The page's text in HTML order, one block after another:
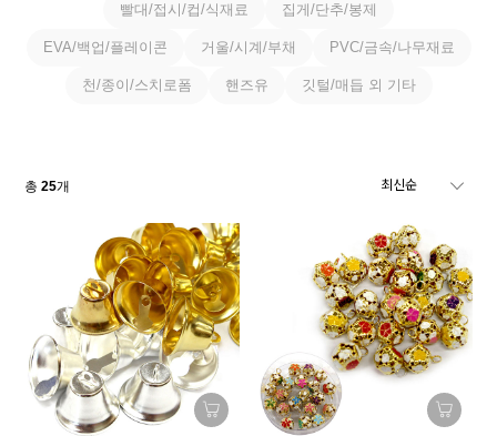
빨대/접시/컵/식재료 집게/단추/봉제
EVA/백업/플레이콘 거울/시계/부채 PVC/금속/나무재료
천/종이/스치로폼 핸즈유 깃털/매듭 외 기타
총25개